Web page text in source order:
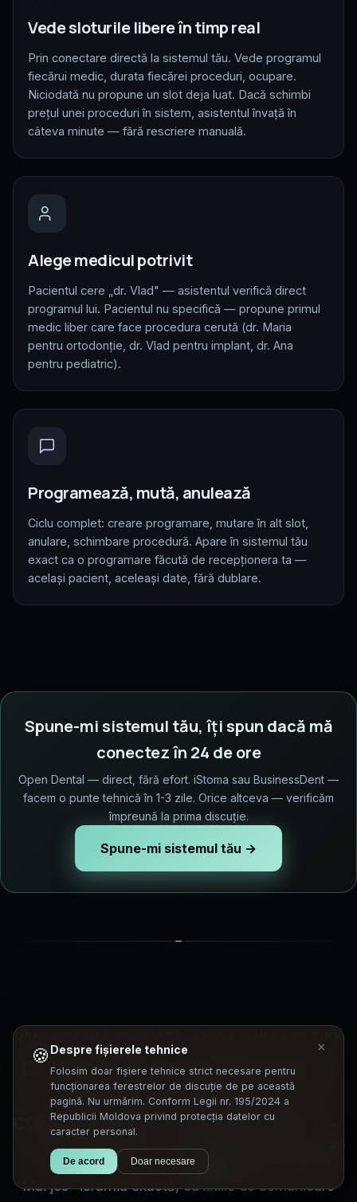
🍪 Despre fișierele tehnice
Folosim doar fișiere tehnice strict necesare pentru
funcționarea ferestrelor de discuție de pe această
pagină. Nu urmărim. Conform Legii nr. 195/2024 a
Republicii Moldova privind protecția datelor cu
caracter personal.
De acord Doar necesare
×
Vede sloturile libere în timp real
Prin conectare directă la sistemul tău. Vede programul
fiecărui medic, durata fiecărei proceduri, ocupare.
Niciodată nu propune un slot deja luat. Dacă schimbi
prețul unei proceduri în sistem, asistentul învață în
câteva minute — fără rescriere manuală.
Alege medicul potrivit
Pacientul cere „dr. Vlad" — asistentul verifică direct
programul lui. Pacientul nu specifică — propune primul
medic liber care face procedura cerută (dr. Maria
pentru ortodonție, dr. Vlad pentru implant, dr. Ana
pentru pediatric).
Programează, mută, anulează
Ciclu complet: creare programare, mutare în alt slot,
anulare, schimbare procedură. Apare în sistemul tău
exact ca o programare făcută de recepționera ta —
același pacient, aceleași date, fără dublare.
Spune-mi sistemul tău, îți spun dacă mă
conectez în 24 de ore
Open Dental — direct, fără efort. iStoma sau BusinessDent —
facem o punte tehnică în 1-3 zile. Orice altceva — verificăm
împreună la prima discuție.
Spune-mi sistemul tău →
ORGANIGRAMA COMPLETĂ · CINE ASCULTĂ PE CINE
Cum se țin în lanț cele 4 piese:
pacient → canale →
coordonator → cei 9 asistenți →
verificator → sistemul tău.
Mai jos · ierarhia exactă, cu liniile de comunicare